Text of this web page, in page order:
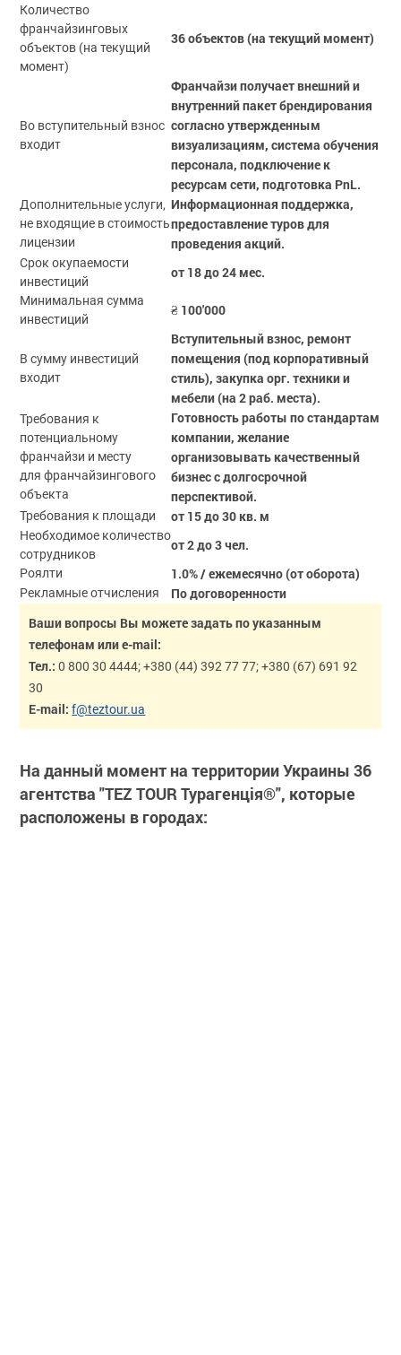
Количество
франчайзинговых
объектов (на текущий
момент)
36 объектов (на текущий момент)
Во вступительный взнос
входит
Франчайзи получает внешний и
внутренний пакет брендирования
согласно утвержденным
визуализациям, система обучения
персонала, подключение к
ресурсам сети, подготовка PnL.
Дополнительные услуги,
не входящие в стоимость
лицензии
Информационная поддержка,
предоставление туров для
проведения акций.
Срок окупаемости
инвестиций
от 18 до 24 мес.
Минимальная сумма
инвестиций
₴ 100'000
В сумму инвестиций
входит
Вступительный взнос, ремонт
помещения (под корпоративный
стиль), закупка орг. техники и
мебели (на 2 раб. места).
Требования к
потенциальному
франчайзи и месту
для франчайзингового
объекта
Готовность работы по стандартам
компании, желание
организовывать качественный
бизнес с долгосрочной
перспективой.
Требования к площади от 15 до 30 кв. м
Необходимое количество
сотрудников
от 2 до 3 чел.
Роялти 1.0% / ежемесячно (от оборота)
Рекламные отчисления
По договоренности
Ваши вопросы Вы можете задать по указанным
телефонам или e-mail:
Тел.: 0 800 30 4444; +380 (44) 392 77 77; +380 (67) 691 92
30
E-mail:f@teztour.ua
На данный момент на территории Украины 36
агентства "ТEZ ТOUR Турагенція®", которые
расположены в городах: